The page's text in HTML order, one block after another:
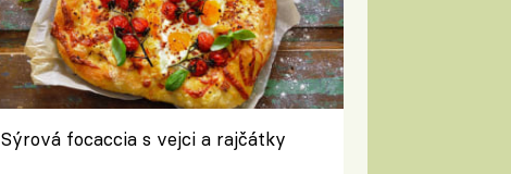
Sýrová focaccia s vejci a rajčátky